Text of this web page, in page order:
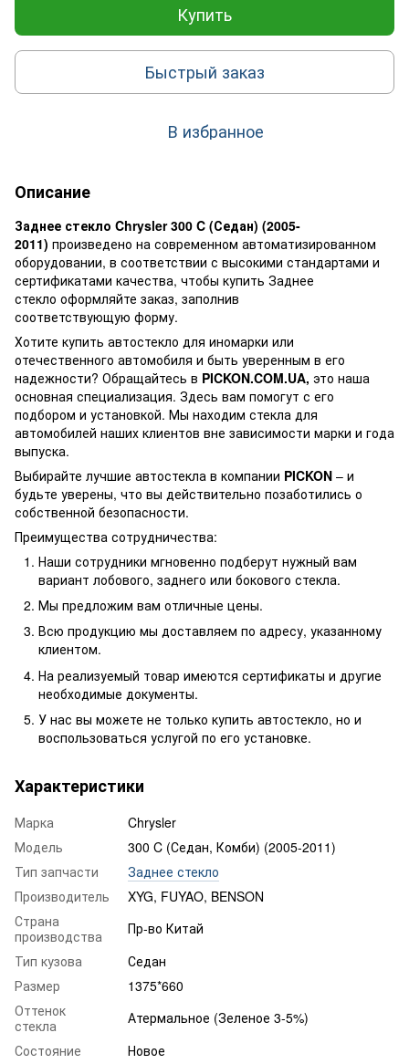
Купить
Быстрый заказ
В избранное
Описание
Заднее стекло Chrysler 300 C (Седан) (2005-
2011) произведено на современном автоматизированном
оборудовании, в соответствии с высокими стандартами и
сертификатами качества, чтобы купить Заднее
стекло оформляйте заказ, заполнив
соответствующую форму.
Хотите купить автостекло для иномарки или
отечественного автомобиля и быть уверенным в его
надежности? Обращайтесь в PICKON.COM.UA, это наша
основная специализация. Здесь вам помогут с его
подбором и установкой. Мы находим стекла для
автомобилей наших клиентов вне зависимости марки и года
выпуска.
Выбирайте лучшие автостекла в компании PICKON – и
будьте уверены, что вы действительно позаботились о
собственной безопасности.
Преимущества сотрудничества:
Наши сотрудники мгновенно подберут нужный вам
вариант лобового, заднего или бокового стекла.
Мы предложим вам отличные цены.
Всю продукцию мы доставляем по адресу, указанному
клиентом.
На реализуемый товар имеются сертификаты и другие
необходимые документы.
У нас вы можете не только купить автостекло, но и
воспользоваться услугой по его установке.
Характеристики
Марка
Chrysler
Модель
300 C (Седан, Комби) (2005-2011)
Тип запчасти
Заднее стекло
Производитель
XYG, FUYAO, BENSON
Страна
производства
Пр-во Китай
Тип кузова
Седан
Размер
1375*660
Оттенок
стекла
Атермальное (Зеленое 3-5%)
Состояние
Новое